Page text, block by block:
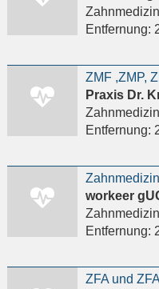
Entfernung:
Praxis Dr.
Entfernung:
workeer
Entfernung: